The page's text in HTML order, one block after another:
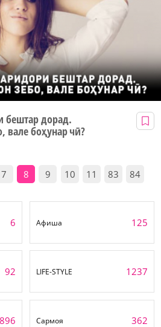
бештар дорад.
вале боҳунар чӣ?
7 8 9 10 11 83 84
6 Афиша 125
92 LIFE-STYLE 1237
896 Сармоя 362